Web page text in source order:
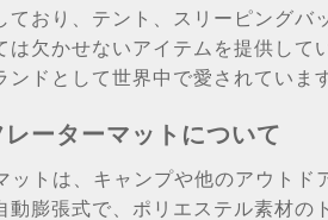
おり、テント、スリーピングバ
欠かせないアイテムを提供して
ドとして世界中で愛されていま
ーターマットについて
トは、キャンプや他のアウトド
膨張式で、ポリエステル素材の